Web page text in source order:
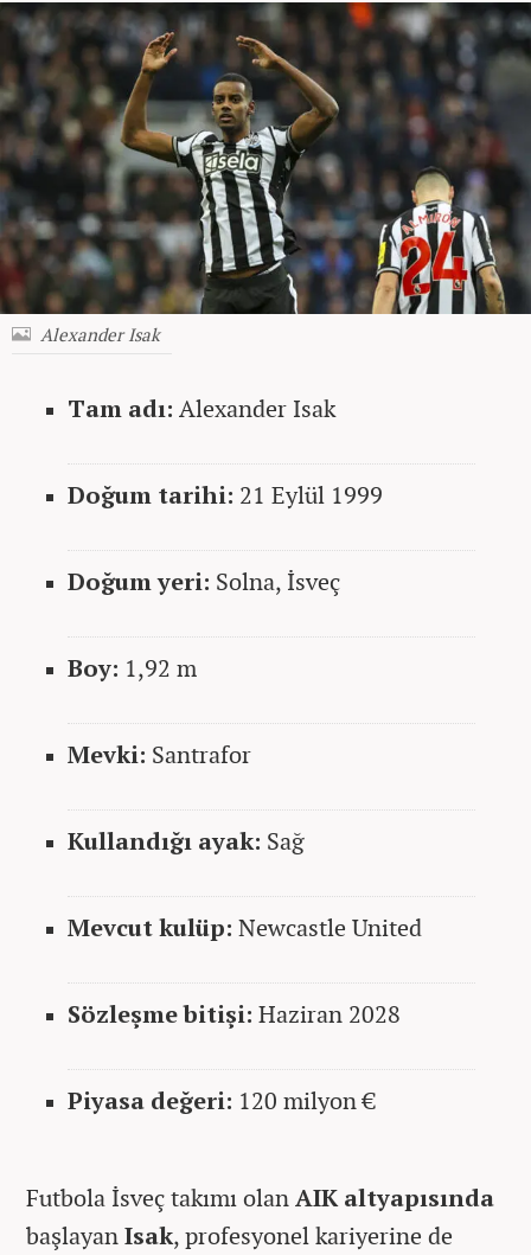
Alexander Isak
Tam adı: Alexander Isak
Doğum tarihi: 21 Eylül 1999
Doğum yeri: Solna, İsveç
Boy: 1,92 m
Mevki: Santrafor
Kullandığı ayak: Sağ
Mevcut kulüp: Newcastle United
Sözleşme bitişi: Haziran 2028
Piyasa değeri: 120 milyon €
Futbola İsveç takımı olanAIK altyapısında
başlayanIsak, profesyonel kariyerine de